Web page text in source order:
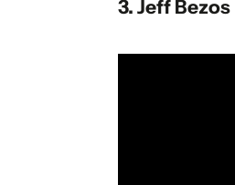
3. Jeff Bezos
This